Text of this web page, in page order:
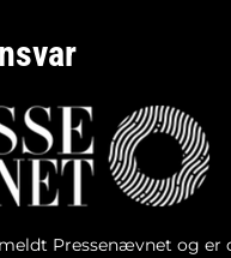
Pressenævnet og er